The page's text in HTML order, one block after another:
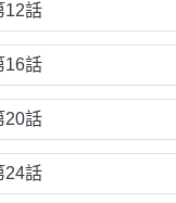
12話
16話
20話
24話